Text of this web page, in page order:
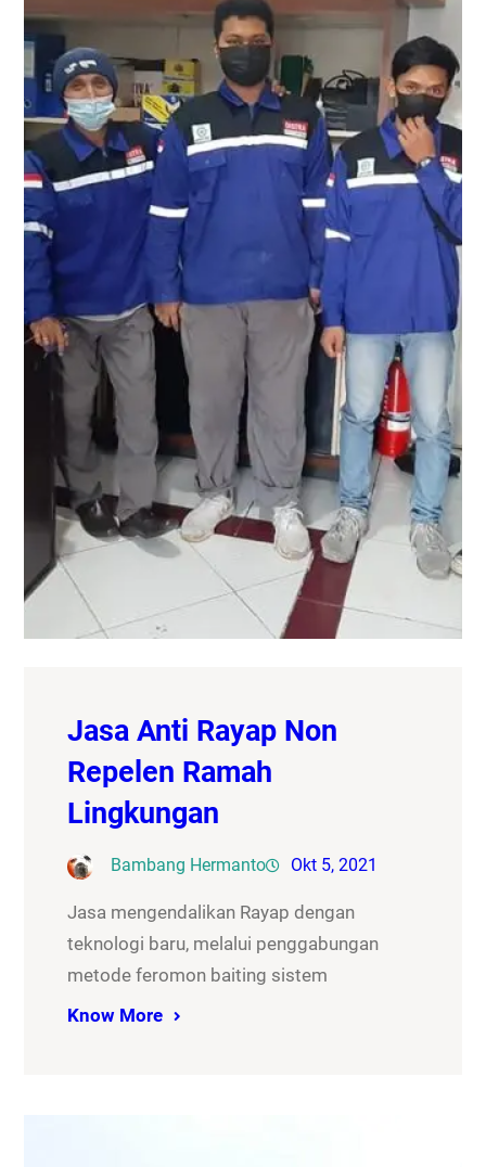
Jasa Anti Rayap Non
Repelen Ramah
Lingkungan
Bambang Hermanto Okt 5, 2021
Jasa mengendalikan Rayap dengan
teknologi baru, melalui penggabungan
metode feromon baiting sistem
Know More